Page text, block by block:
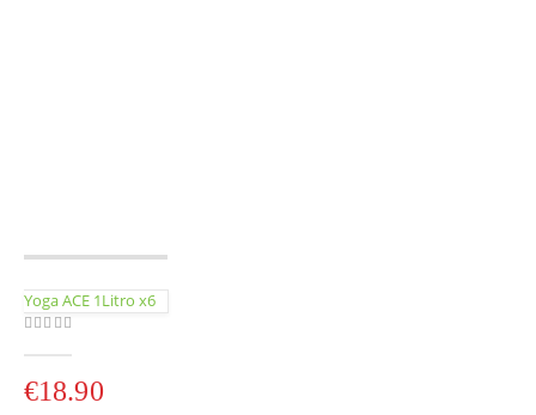
Yoga ACE 1Litro x6
€18.90